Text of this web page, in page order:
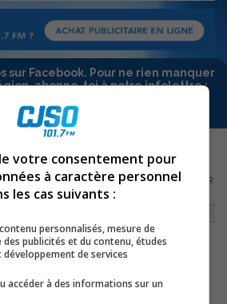
sur Facebook. Pour ne rien manquer
abonne-toi à notre infolettre :
MARIE-EVE PARENTEAU // 300 RAISONS D’AIMER
CJSO
votre consentement pour
à caractère personnel
les cas suivants :
personnalisés, mesure de
publicités et du contenu, études
développement de services
accéder à des informations sur un